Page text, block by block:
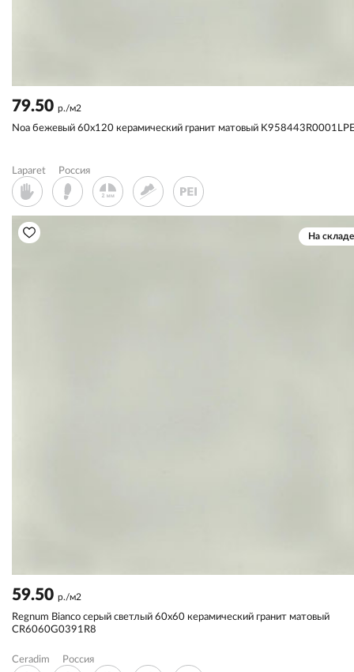
79.50 р./м2
Noa бежевый 60x120 керамический гранит матовый
Laparet Россия
На складе
59.50 р./м2
Regnum Bianco серый светлый 60x60 керамический гранит матовый
CR6060G0391R8
Ceradim Россия